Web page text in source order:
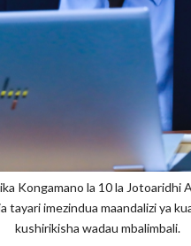
Kongamano la 10 la Jotoaridhi
tayari imezindua maandalizi ya
kushirikisha wadau mbalimbali.